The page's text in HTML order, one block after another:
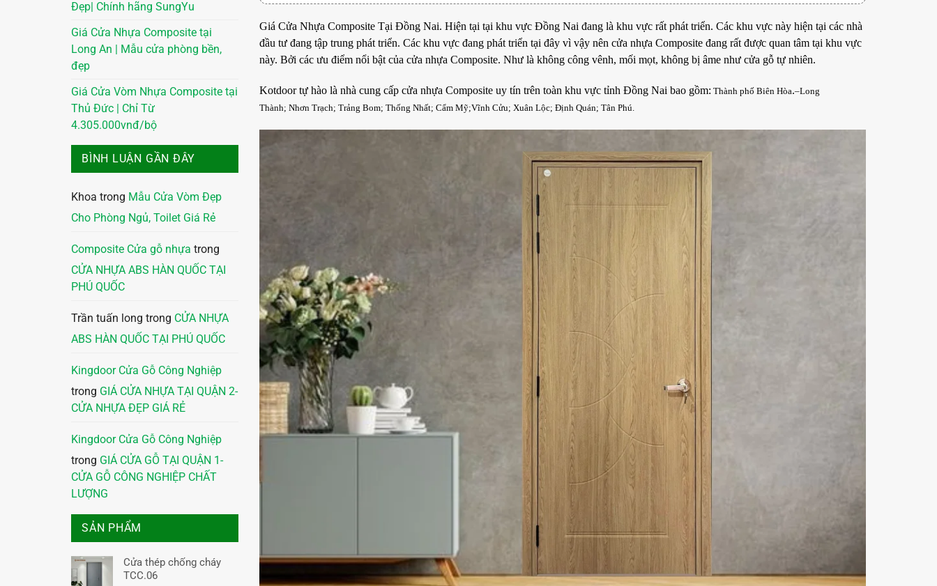
Đẹp| Chính hãng SungYu
Giá Cửa Nhựa Composite tại
Long An | Mẫu cửa phòng bền,
đẹp
Giá Cửa Vòm Nhựa Composite tại
Thủ Đức | Chỉ Từ
4.305.000vnđ/bộ
BÌNH LUẬN GẦN ĐÂY
Khoa trong Mẫu Cửa Vòm Đẹp
Cho Phòng Ngủ, Toilet Giá Rẻ
Composite Cửa gỗ nhựa trong
CỬA NHỰA ABS HÀN QUỐC TẠI
PHÚ QUỐC
Trần tuấn long trong CỬA NHỰA
ABS HÀN QUỐC TẠI PHÚ QUỐC
Kingdoor Cửa Gỗ Công Nghiệp
trong GIÁ CỬA NHỰA TẠI QUẬN 2-
CỬA NHỰA ĐẸP GIÁ RẺ
Kingdoor Cửa Gỗ Công Nghiệp
trong GIÁ CỬA GỖ TẠI QUẬN 1-
CỬA GỖ CÔNG NGHIỆP CHẤT
LƯỢNG
SẢN PHẨM
Cửa thép chống cháy
TCC.06
Giá Cửa Nhựa Composite Tại Đồng Nai. Hiện tại tại khu vực Đồng Nai đang là khu vực rất phát triển. Các khu vực này hiện tại các nhà
đầu tư đang tập trung phát triển. Các khu vực đang phát triển tại đây vì vậy nên cửa nhựa Composite đang rất được quan tâm tại khu vực
này. Bởi các ưu điểm nổi bật của cửa nhựa Composite. Như là không công vênh, mối mọt, không bị âme như cửa gỗ tự nhiên.
Kotdoor tự hào là nhà cung cấp cửa nhựa Composite uy tín trên toàn khu vực tỉnh Đồng Nai bao gồm: Thành phố Biên Hòa.–Long
Thành; Nhơn Trạch; Trảng Bom; Thống Nhất; Cẩm Mỹ;Vĩnh Cửu; Xuân Lộc; Định Quán; Tân Phú.